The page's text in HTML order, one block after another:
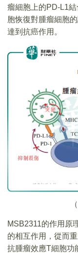
瘤細胞上的PD-L1
胞恢復對腫瘤細胞
達到抗癌作用。
MSB2311的作用原
的相互作用，從而
抗腫瘤效應T細胞功